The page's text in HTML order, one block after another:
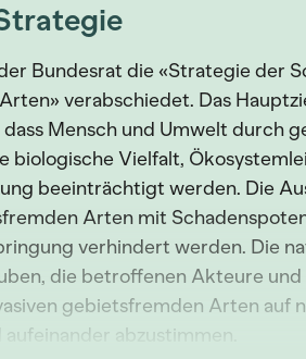
Bundesrat die «Strategie der
verabschiedet. Das
dass Mensch und Umwelt durch
biologische Vielfalt,
beeinträchtigt werden. Die
Arten mit
verhindert werden. Die
die betroffenen Akteure
gebietsfremden Arten auf
abzustimmen.